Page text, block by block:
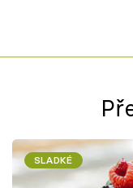
SLADKÉ